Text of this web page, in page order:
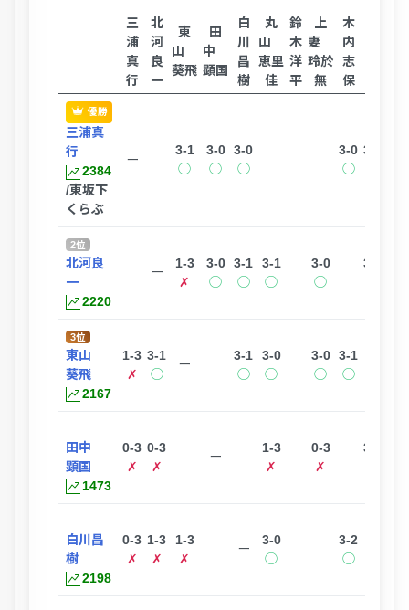
三
浦
真
行
北
河
良
一
東
山
葵飛
田
中
顕国
白
川
昌
樹
丸
山
恵里
佳
鈴
木
洋
平
上
妻
玲於
無
木
内
志
保
優勝
三浦真
行
2384
/東坂下
くらぶ
ー
3-1
◯
3-0
◯
3-0
◯
3-0
◯
3-0
2位
北河良
一
2220
ー
1-3
✗
3-0
◯
3-1
◯
3-1
◯
3-0
◯
3-0
3位
東山
葵飛
2167
1-3
✗
3-1
◯
ー
3-1
◯
3-0
◯
3-0
◯
3-1
◯
田中
顕国
1473
0-3
✗
0-3
✗
ー
1-3
✗
0-3
✗
3-2
白川昌
樹
2198
0-3
✗
1-3
✗
1-3
✗
ー
3-0
◯
3-2
◯